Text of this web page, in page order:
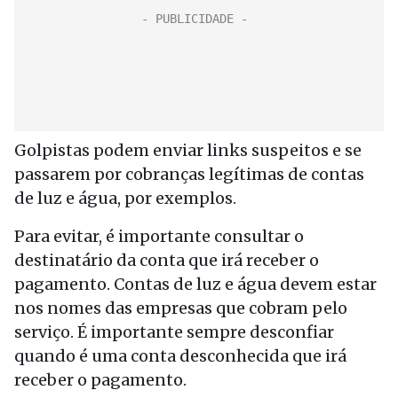
Golpistas podem enviar links suspeitos e se
passarem por cobranças legítimas de contas
de luz e água, por exemplos.
Para evitar, é importante consultar o
destinatário da conta que irá receber o
pagamento. Contas de luz e água devem estar
nos nomes das empresas que cobram pelo
serviço. É importante sempre desconfiar
quando é uma conta desconhecida que irá
receber o pagamento.